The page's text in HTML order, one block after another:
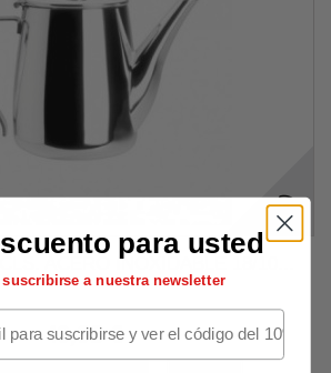
ACERO INOXIDABLE 18/10...
40,95 €
para usted
a nuestra newsletter